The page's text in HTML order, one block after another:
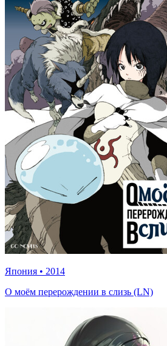
Япония • 2014
О моём перерождении в слизь (LN)